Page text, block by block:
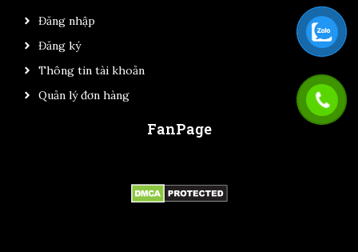
Đăng nhập
Đăng ký
Thông tin tài khoản
Quản lý đơn hàng
FanPage